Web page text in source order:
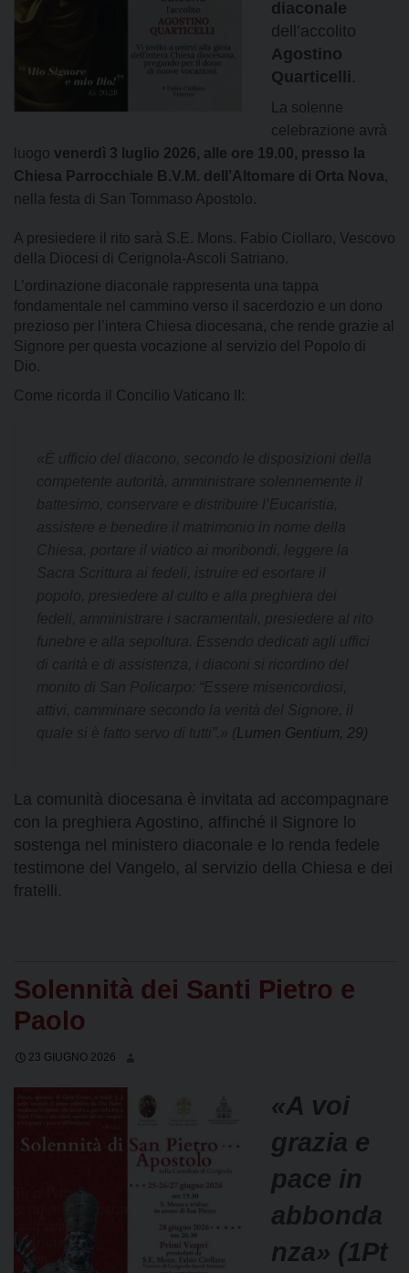
diaconale
dell’accolito
Agostino
Quarticelli .
La solenne
celebrazione avrà
luogo venerdì 3 luglio 2026, alle ore 19.00, presso la
Chiesa Parrocchiale B.V.M. dell’Altomare di Orta Nova,
nella festa di San Tommaso Apostolo.
A presiedere il rito sarà S.E. Mons. Fabio Ciollaro, Vescovo
della Diocesi di Cerignola-Ascoli Satriano.
L’ordinazione diaconale rappresenta una tappa
fondamentale nel cammino verso il sacerdozio e un dono
prezioso per l’intera Chiesa diocesana, che rende grazie al
Signore per questa vocazione al servizio del Popolo di
Dio.
Come ricorda il Concilio Vaticano II:
Lumen Gentium, 29)
La comunità diocesana è invitata ad accompagnare
con la preghiera Agostino, affinché il Signore lo
sostenga nel ministero diaconale e lo renda fedele
testimone del Vangelo, al servizio della Chiesa e dei
fratelli.
Solennità dei Santi Pietro e
Paolo
23 GIUGNO 2026
«A voi
grazia e
pace in
abbonda
nza» (1Pt